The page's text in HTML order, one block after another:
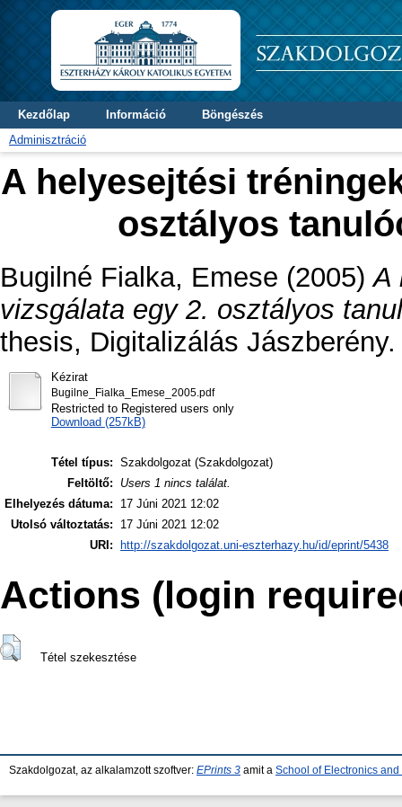
Kezdőlap Információ
Böngészés
Adminisztráció
A helyesejtési
osztályos
Bugilné Fialka, Emese (2005)A
vizsgálata egy 2. osztályos
thesis, Digitalizálás Jászberény.
Kézirat
Bugilne_Fialka_Emese_2005.pdf
Restricted to Registered users only
Download (257kB)
Tétel típus: Szakdolgozat (Szakdolgozat)
Feltöltő:
Users 1 nincs találat.
Elhelyezés dátuma:
17 Júni 2021 12:02
Utolsó változtatás:
17 Júni 2021 12:02
URI:
http://szakdolgozat.uni-eszterhazy.hu/id/eprint/5438
Actions (login
Tétel szekesztése
Szakdolgozat, az alkalamzott szoftver: EPrints 3 amit a School of Electronics